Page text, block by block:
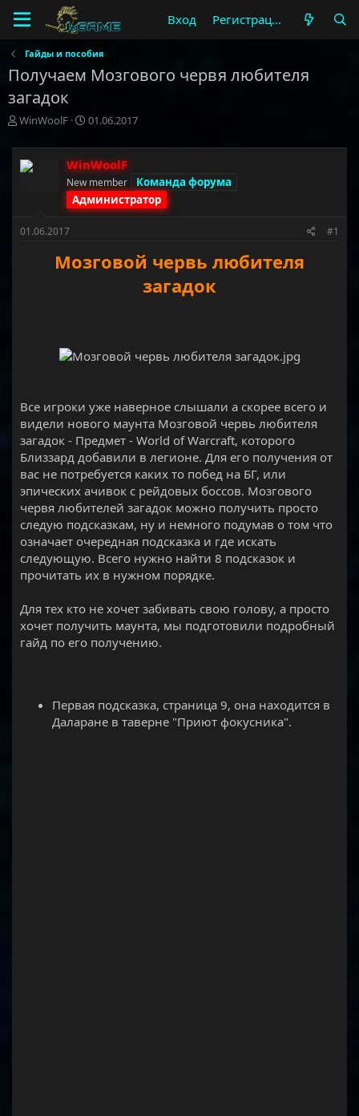
Вход Регистрация
Гайды и пособия
Получаем Мозгового червя любителя
загадок
А
т
о
р
ы
WinWoolF
Д
т
а
н
а
ч
01.06.2017
WinWoolF
New member
Команда форума
Администратор
01.06.2017 #1
Мозговой червь любителя
загадок
Все игроки уже наверное слышали а скорее всего и
видели нового маунта Мозговой червь любителя
загадок - Предмет - World of Warcraft, которого
Близзард добавили в легионе. Для его получения от
вас не потребуется каких то побед на БГ, или
эпических ачивок с рейдовых боссов. Мозгового
червя любителей загадок можно получить просто
следую подсказкам, ну и немного подумав о том что
означает очередная подсказка и где искать
следующую. Всего нужно найти 8 подсказок и
прочитать их в нужном порядке.
Для тех кто не хочет забивать свою голову, а просто
хочет получить маунта, мы подготовили подробный
гайд по его получению.
Первая подсказка, страница 9, она находится в
Даларане в таверне "Приют фокусника".